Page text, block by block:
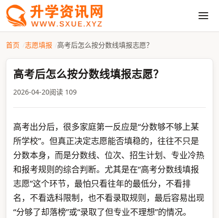
首页 志愿填报 高考后怎么按分数线填报志愿？
高考后怎么按分数线填报志愿？
2026-04-20阅读 109
高考出分后，很多家庭第一反应是“分数够不够上某
所学校”。但真正决定志愿能否填稳的，往往不只是
分数本身，而是分数线、位次、招生计划、专业冷热
和报考规则的综合判断。尤其是在“高考分数线填报
志愿”这个环节，最怕只看往年的最低分，不看排
名，不看选科限制，也不看录取规则，最后容易出现
“分够了却落榜”或“录取了但专业不理想”的情况。